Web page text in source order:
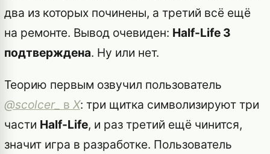
два из которых починены, а третий всё ещё
на ремонте. Вывод очевиден: Half-Life 3
подтверждена. Ну или нет.
Теорию первым озвучил пользователь
@scolcer_ в X: три щитка символизируют три
части Half-Life, и раз третий ещё чинится,
значит игра в разработке. Пользователь